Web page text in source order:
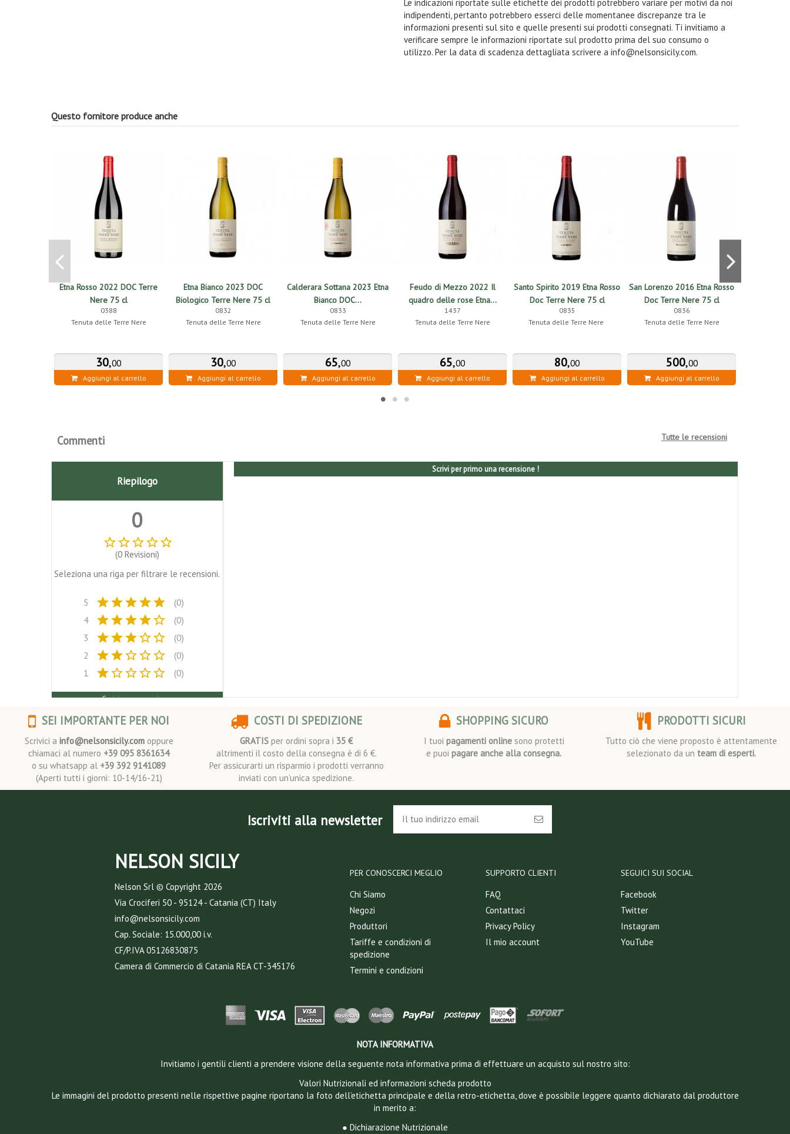
Le indicazioni riportate sulle etichette dei prodotti potrebbero variare per motivi da noi
indipendenti, pertanto potrebbero esserci delle momentanee discrepanze tra le
informazioni presenti sul sito e quelle presenti sui prodotti consegnati. Ti invitiamo a
verificare sempre le informazioni riportate sul prodotto prima del suo consumo o
utilizzo. Per la data di scadenza dettagliata scrivere a info@nelsonsicily.com.
Questo fornitore produce anche
Etna Rosso 2022 DOC Terre
Nere 75 cl
0388
Tenuta delle Terre Nere
30,00
Aggiungi al carrello
Etna Bianco 2023 DOC
Biologico Terre Nere 75 cl
0832
Tenuta delle Terre Nere
30,00
Aggiungi al carrello
Calderara Sottana 2023 Etna
Bianco DOC...
0833
Tenuta delle Terre Nere
65,00
Aggiungi al carrello
Feudo di Mezzo 2022 Il
quadro delle rose Etna...
1437
Tenuta delle Terre Nere
65,00
Aggiungi al carrello
Santo Spirito 2019 Etna Rosso
Doc Terre Nere 75 cl
0835
Tenuta delle Terre Nere
80,00
Aggiungi al carrello
San Lorenzo 2016 Etna Rosso
Doc Terre Nere 75 cl
0836
Tenuta delle Terre Nere
500,00
Aggiungi al carrello
Commenti
Riepilogo
0
star_borderstar_borderstar_borderstar_borderstar_border
(0 Revisioni)
Seleziona una riga per filtrare le recensioni.
5 starstarstarstarstar
(0)
4
starstarstarstarstar_border
(0)
3
starstarstarstar_borderstar_border
(0)
2
starstarstar_borderstar_borderstar_border
(0)
1
starstar_borderstar_borderstar_borderstar_border (0)
Scrivi una recensione
Tutte le recensioni
Scrivi per primo una recensione !
SEI IMPORTANTE PER NOI
Scrivici a info@nelsonsicily.comoppure
chiamaci al numero +39 095 8361634
o su whatsapp al +39 392 9141089
(Aperti tutti i giorni: 10-14/16-21)
COSTI DI SPEDIZIONE
GRATIS per ordini sopra i 35 €
altrimenti il costo della consegna è di 6 €.
Per assicurarti un risparmio i prodotti verranno
inviati con un’unica spedizione.
SHOPPING SICURO
I tuoi pagamenti onlinesono protetti
e puoi pagare anche alla consegna.
PRODOTTI SICURI
Tutto ciò che viene proposto è attentamente
selezionato da un team di esperti.
Iscriviti alla newsletter
NELSON SICILY
Nelson Srl © Copyright 2026
Via Crociferi 50 - 95124 - Catania (CT) Italy
info@nelsonsicily.com
Cap. Sociale: 15.000,00 i.v.
CF/P.IVA 05126830875
Camera di Commercio di Catania REA CT-345176
PER CONOSCERCI MEGLIO
Chi Siamo
Negozi
Produttori
Tariffe e condizioni di
spedizione
Termini e condizioni
SUPPORTO CLIENTI
FAQ
Contattaci
Privacy Policy
Il mio account
SEGUICI SUI SOCIAL
Facebook
Twitter
Instagram
YouTube
NOTA INFORMATIVA
Invitiamo i gentili clienti a prendere visione della seguente nota informativa prima di effettuare un acquisto sul nostro sito:
Valori Nutrizionali ed informazioni scheda prodotto
Le immagini del prodotto presenti nelle rispettive pagine riportano la foto dell’etichetta principale e della retro-etichetta, dove è possibile leggere quanto dichiarato dal produttore
in merito a:
● Dichiarazione Nutrizionale